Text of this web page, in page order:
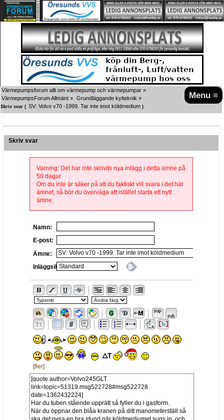
Menu ≡
Värmepumpsforum allt om värmepump och värmepumpar »
VärmepumpsForum Allmänt » Grundläggande kylteknik »
Skriv svar ( SV: Volvo v70 -1999. Tar inte imot köldmedium )
Skriv svar
Varning: Det har inte skrivits nya inlägg i detta ämne på
50 dagar.
Om du inte är säker på att du faktiskt vill svara i det här
ämnet, så bör du överväga att istället starta ett nytt
ämne.
Namn:
E-post:
Ämne:
Inläggsikon:
[fler]